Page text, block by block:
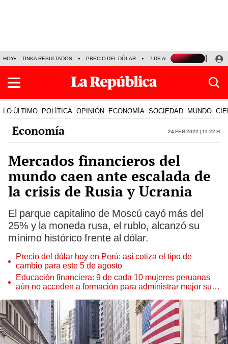
HOY TINKA RESULTADOS PRECIO DEL DÓLAR 7 DE AGOSTO OLLANTA
LO ÚLTIMO POLÍTICA OPINIÓN ECONOMÍA SOCIEDAD MUNDO
Economía 24 Feb 2022 | 11:22 h
Mercados financieros del
mundo caen ante escalada de
la crisis de Rusia y Ucrania
El parque capitalino de Moscú cayó más del
25% y la moneda rusa, el rublo, alcanzó su
mínimo histórico frente al dólar.
Precio del dólar hoy en Perú: así cotiza el tipo de
cambio para este 5 de agosto
Educación financiera: 9 de cada 10 mujeres peruanas
aún no acceden a formación para administrar mejor su